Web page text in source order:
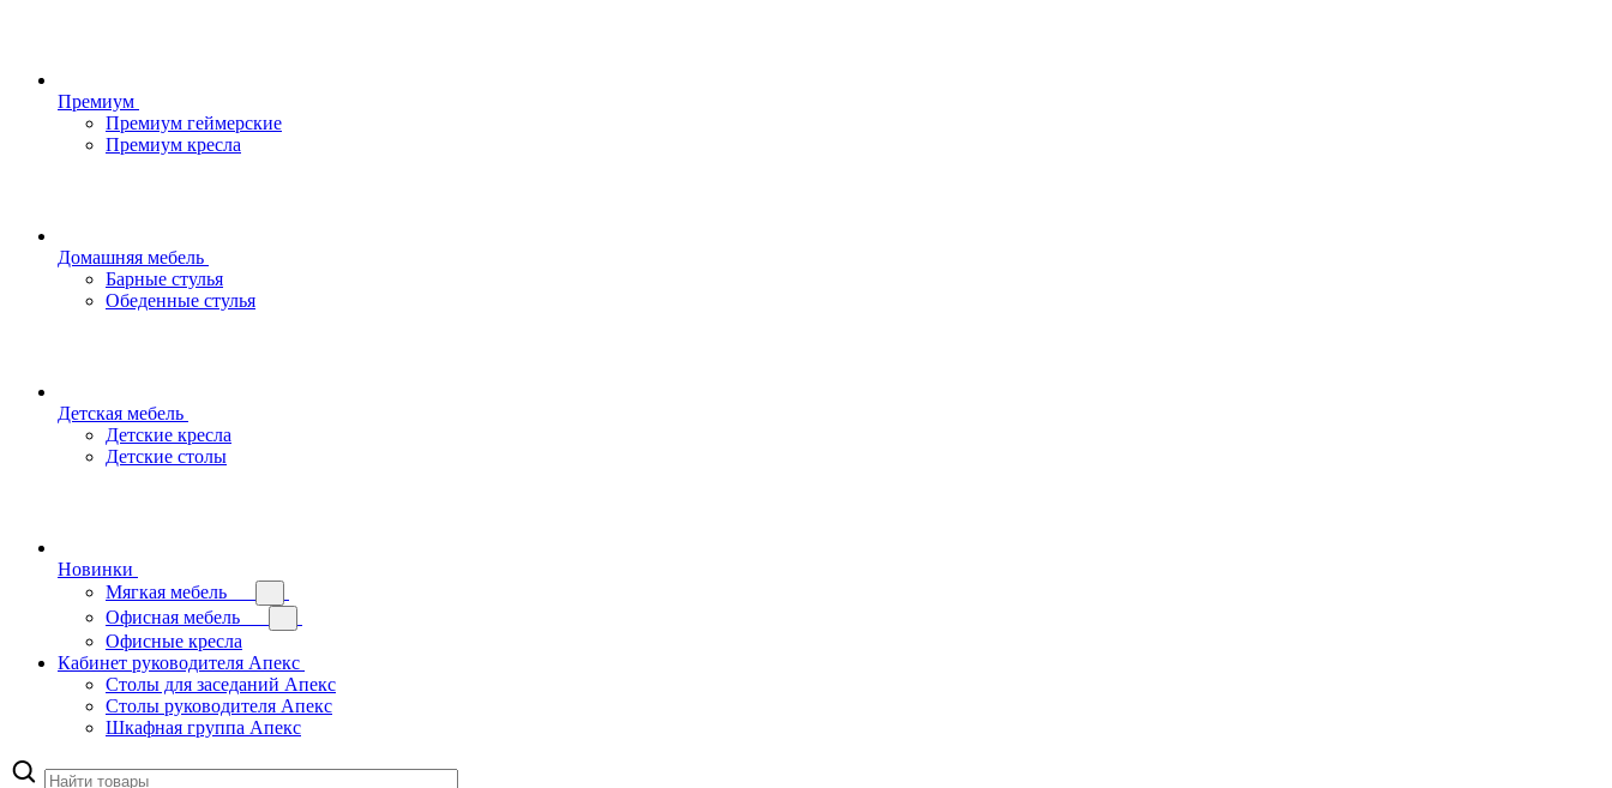
Премиум
Премиум геймерские
Премиум кресла
Домашняя мебель
Барные стулья
Обеденные стулья
Детская мебель
Детские кресла
Детские столы
Новинки
Мягкая мебель
Офисная мебель
Офисные кресла
Кабинет руководителя Апекс
Столы для заседаний Апекс
Столы руководителя Апекс
Шкафная группа Апекс